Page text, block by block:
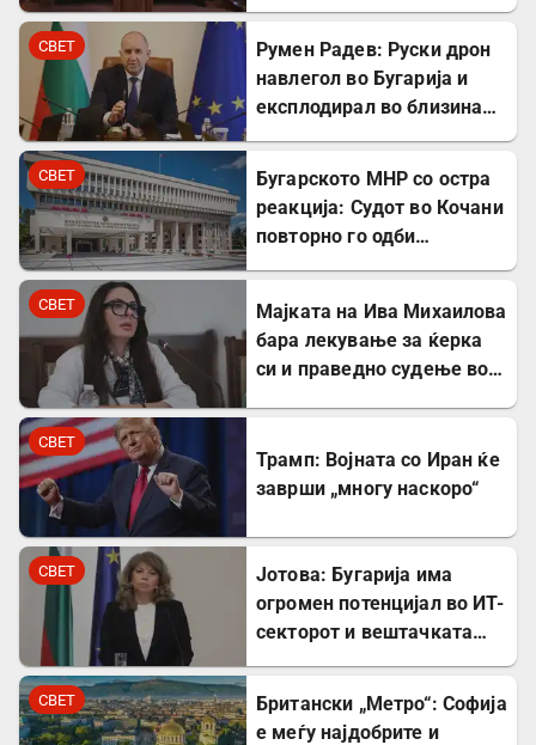
СВЕТ
Румен Радев: Руски дрон
навлегол во Бугарија и
експлодирал во близина
СВЕТ
Бугарското МНР со остра
реакција: Судот во Кочани
повторно го одби
СВЕТ
Мајката на Ива Михаилова
бара лекување за ќерка
си и праведно судење во
СВЕТ
Трамп: Војната со Иран ќе
заврши „многу наскоро“
СВЕТ
Јотова: Бугарија има
огромен потенцијал во ИТ-
секторот и вештачката
СВЕТ
Британски „Метро“: Софија
е меѓу најдобрите и